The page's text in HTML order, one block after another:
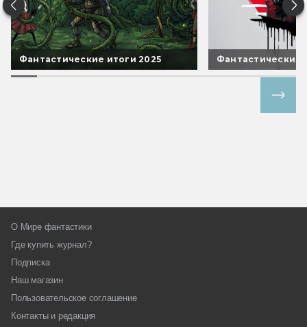
Фантастические итоги 2025 Фантастические
О Мире фантастики
Где купить журнал?
Подписка
Наш магазин
Пользовательское соглашение
Контакты и редакция